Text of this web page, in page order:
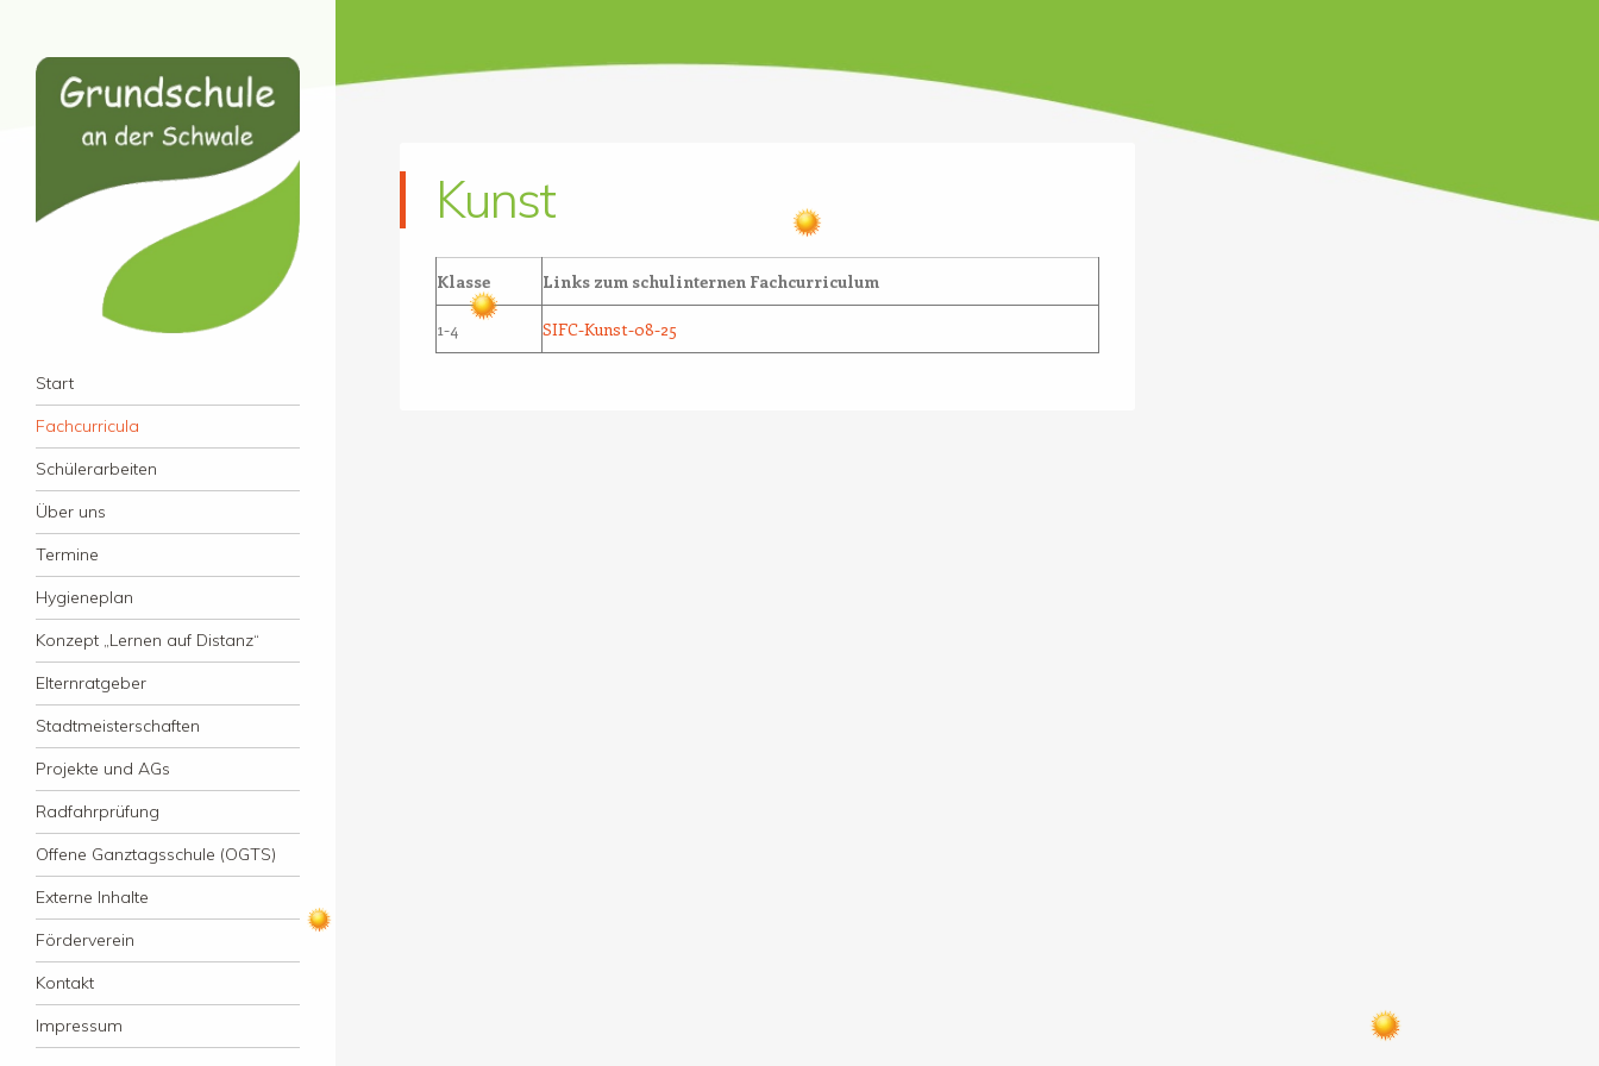
Grundschule an der
Schwale
Menü
Zum Inhalt springen
Start
Fachcurricula
Schülerarbeiten
Über uns
Termine
Hygieneplan
Konzept „Lernen auf Distanz“
Elternratgeber
Stadtmeisterschaften
Projekte und AGs
Radfahrprüfung
Offene Ganztagsschule (OGTS)
Externe Inhalte
Förderverein
Kontakt
Impressum
Kunst
Klasse Links zum schulinternen Fachcurriculum
1-4 SIFC-Kunst-08-25